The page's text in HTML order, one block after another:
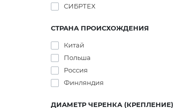
СИБРТЕХ
СТРАНА ПРОИСХОЖДЕНИЯ
Китай
Польша
Россия
Финляндия
ДИАМЕТР ЧЕРЕНКА